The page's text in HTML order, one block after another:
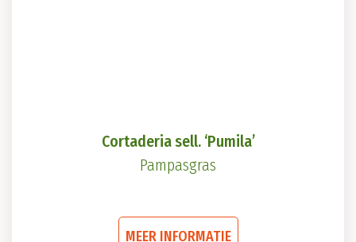
Cortaderia sell. ‘Pumila’
Pampasgras
MEER INFORMATIE